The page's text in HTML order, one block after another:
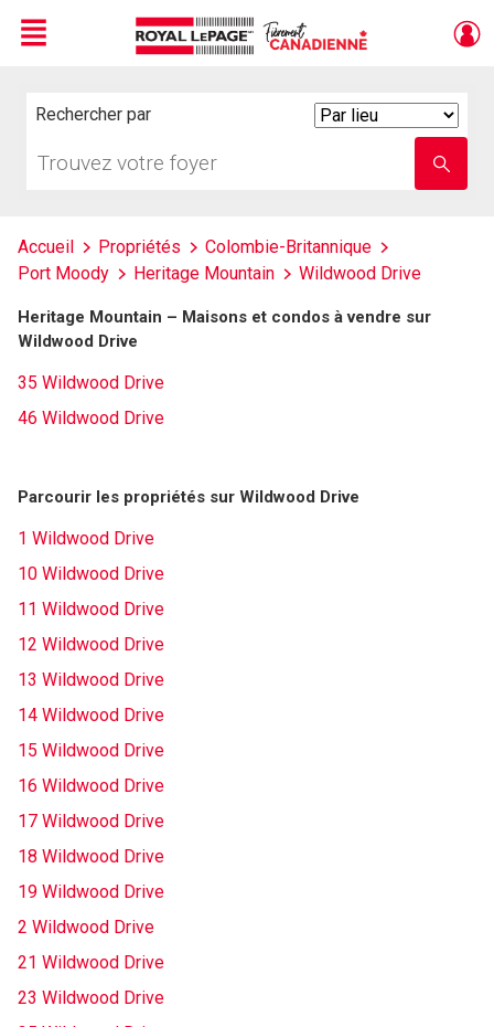
Menu
Rechercher par
votre
nom
Accueil Propriétés
Colombie-Britannique
Port Moody
Heritage Mountain Wildwood Drive
Heritage Mountain – Maisons et condos à vendre sur
Wildwood Drive
35 Wildwood Drive
46 Wildwood Drive
Parcourir les propriétés sur Wildwood Drive
1 Wildwood Drive
10 Wildwood Drive
11 Wildwood Drive
12 Wildwood Drive
13 Wildwood Drive
14 Wildwood Drive
15 Wildwood Drive
16 Wildwood Drive
17 Wildwood Drive
18 Wildwood Drive
19 Wildwood Drive
2 Wildwood Drive
21 Wildwood Drive
23 Wildwood Drive